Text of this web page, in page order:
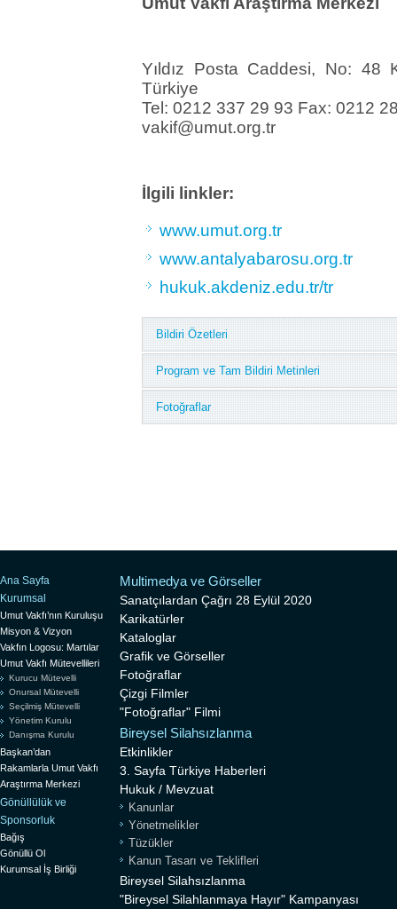
Yıldız Posta Caddesi, No: 48
Türkiye
Tel: 0212 337 29 93 Fax: 0212
vakif@umut.org.tr
İlgili linkler:
www.umut.org.tr
www.antalyabarosu.org.tr
hukuk.akdeniz.edu.tr/tr
Bildiri Özetleri
Program ve Tam Bildiri Metinleri
Fotoğraflar
Ana Sayfa
Kurumsal
Umut Vakfı’nın Kuruluşu
Misyon & Vizyon
Vakfın Logosu: Martılar
Umut Vakfı Mütevellileri
Kurucu Mütevelli
Onursal Mütevelli
Seçilmiş Mütevelli
Yönetim Kurulu
Danışma Kurulu
Başkan’dan
Rakamlarla Umut Vakfı
Araştırma Merkezi
Gönüllülük ve
Sponsorluk
Bağış
Gönüllü Ol
Kurumsal İş Birliği
Multimedya ve Görseller
Sanatçılardan Çağrı 28 Eylül 2020
Karikatürler
Kataloglar
Grafik ve Görseller
Fotoğraflar
Çizgi Filmler
"Fotoğraflar" Filmi
Bireysel Silahsızlanma
Etkinlikler
3. Sayfa Türkiye Haberleri
Hukuk / Mevzuat
Kanunlar
Yönetmelikler
Tüzükler
Kanun Tasarı ve Teklifleri
Bireysel Silahsızlanma
"Bireysel Silahlanmaya Hayır" Kampanyası